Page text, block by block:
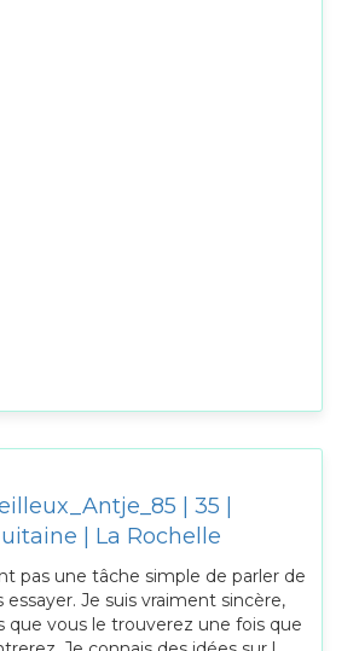
| 35 |
| La Rochelle
pas une tâche simple de parler de
essayer. Je suis vraiment sincère,
que vous le trouverez une fois que